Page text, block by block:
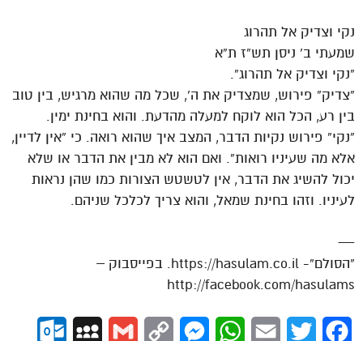
נקי וצדיק אל תהרוג
שמעתי ב’ ניסן תש”ז ת”א
“נקי וצדיק אל תהרוג”.
“צדיק” פירוש, שמצדיק את ה’, שכל מה שהוא מרגיש, בין טוב
בין רע, הכל הוא לוקח למעלה מהדעת. והוא בחינת ימין.
“נקי” פירוש נקיות הדבר, המצב איך שהוא רואה. כי “אין לדיין,
אלא מה שעיניו רואות”. ואם הוא לא מבין את הדבר או שלא
יכול להשיג את הדבר, אין לטשטש הצורות כמו שהן נראות
לעיניו. וזהו בחינת שמאל, והוא צריך לכלכל שניהם.
—
“הסולם”- https://hasulam.co.il. בפייסבוק –
http://facebook.com/hasulams
Facebook
Twitter
Email
WhatsApp
Messenger
Copy
Gmail
MySpace